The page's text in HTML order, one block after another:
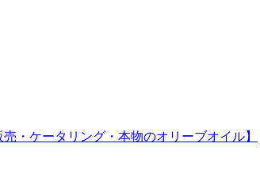
・ケータリング・本物のオリーブオイル】